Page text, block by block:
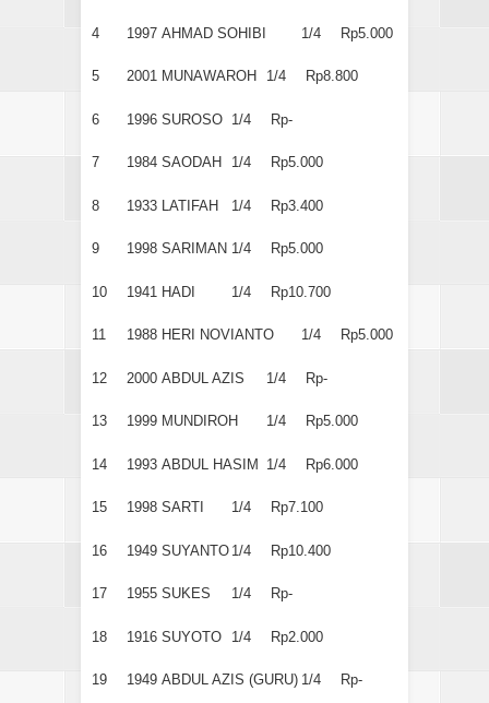
4 1997 AHMAD SOHIBI 1/4 Rp5.000
5 2001 MUNAWAROH 1/4 Rp8.800
6 1996 SUROSO 1/4 Rp-
7 1984 SAODAH 1/4 Rp5.000
8 1933 LATIFAH 1/4 Rp3.400
9 1998 SARIMAN 1/4 Rp5.000
10 1941 HADI 1/4 Rp10.700
11 1988 HERI NOVIANTO 1/4 Rp5.000
12 2000 ABDUL AZIS 1/4 Rp-
13 1999 MUNDIROH 1/4 Rp5.000
14 1993 ABDUL HASIM 1/4 Rp6.000
15 1998 SARTI 1/4 Rp7.100
16 1949 SUYANTO 1/4 Rp10.400
17 1955 SUKES 1/4 Rp-
18 1916 SUYOTO 1/4 Rp2.000
19 1949 ABDUL AZIS (GURU) 1/4 Rp-